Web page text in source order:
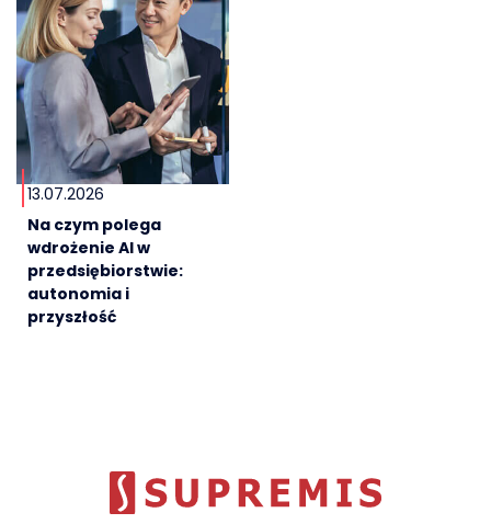
13.07.2026
Na czym polega
wdrożenie AI w
przedsiębiorstwie:
autonomia i
przyszłość